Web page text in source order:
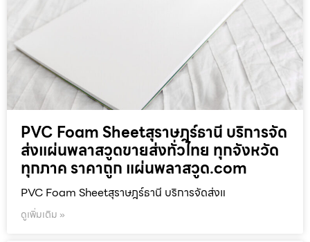
PVC Foam Sheetสุราษฎร์ธานี บริการจัด
ส่งแผ่นพลาสวูดขายส่งทั่วไทย ทุกจังหวัด
ทุกภาค ราคาถูก แผ่นพลาสวูด.com
PVC Foam Sheetสุราษฎร์ธานี บริการจัดส่งแ
ดูเพิ่มเติม »